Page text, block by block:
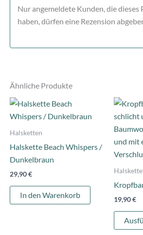
Nur angemeldete Kunden, die
haben, dürfen eine Rezension
Ähnliche Produkte
Halsketten
Halskette Beach Whispers /
Dunkelbraun
29,90€
In den Warenkorb 19,90€